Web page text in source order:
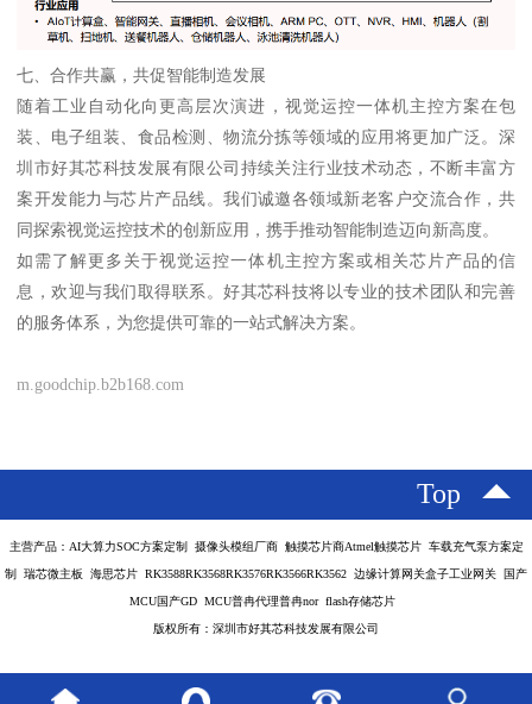
七、合作共赢，共促智能制造发展
随着工业自动化向更高层次演进，视觉运控一体机主控方案在包
装、电子组装、食品检测、物流分拣等领域的应用将更加广泛。深
圳市好其芯科技发展有限公司持续关注行业技术动态，不断丰富方
案开发能力与芯片产品线。我们诚邀各领域新老客户交流合作，共
同探索视觉运控技术的创新应用，携手推动智能制造迈向新高度。
如需了解更多关于视觉运控一体机主控方案或相关芯片产品的信
息，欢迎与我们取得联系。好其芯科技将以专业的技术团队和完善
的服务体系，为您提供可靠的一站式解决方案。
m.goodchip.b2b168.com
Top
主营产品：AI大算力SOC方案定制 摄像头模组厂商 触摸芯片商Atmel触摸芯片 车载充气泵方案定
制 瑞芯微主板 海思芯片 RK3588RK3568RK3576RK3566RK3562 边缘计算网关盒子工业网关 国产
MCU国产GD MCU普冉代理普冉nor flash存储芯片
版权所有：深圳市好其芯科技发展有限公司